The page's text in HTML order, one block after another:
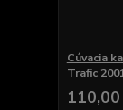
Cúvacia
Trafic